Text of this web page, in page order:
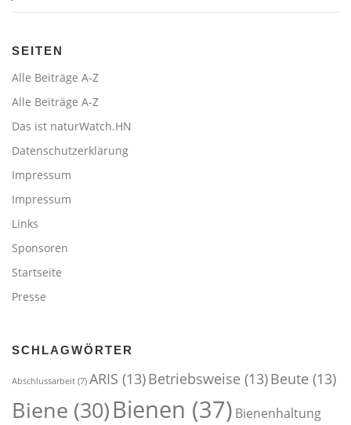
SEITEN
Alle Beiträge A-Z
Alle Beiträge A-Z
Das ist naturWatch.HN
Datenschutzerklärung
Impressum
Impressum
Links
Sponsoren
Startseite
Presse
SCHLAGWÖRTER
Abschlussarbeit (7) ARIS (13)Betriebsweise (13)Beute (13)
Biene (30)Bienen (37) Bienenhaltung